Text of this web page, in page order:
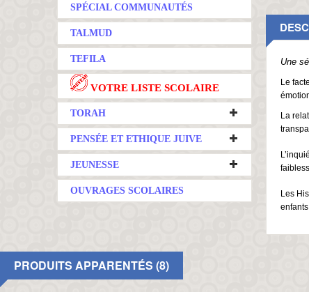
SPÉCIAL COMMUNAUTÉS
TALMUD
TEFILA
VOTRE LISTE SCOLAIRE
TORAH
PENSÉE ET ETHIQUE JUIVE
JEUNESSE
OUVRAGES SCOLAIRES
Une
Le
La
Les
PRODUITS APPARENTÉS (8)